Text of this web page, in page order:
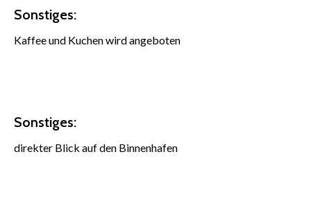
Sonstiges:
Kaffee und Kuchen wird angeboten
Sonstiges:
direkter Blick auf den Binnenhafen